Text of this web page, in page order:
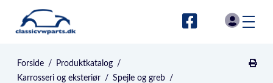
Forside / Produktkatalog /
Karrosseri og eksteriør / Spejle og greb /